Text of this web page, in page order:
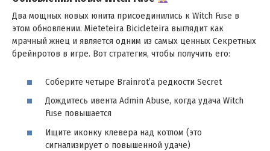
Два мощных новых юнита присоединились к Witch Fuse в
этом обновлении. Mieteteira Bicicleteira выглядит как
мрачный жнец и является одним из самых ценных Секретных
брейнротов в игре. Вот стратегия, чтобы получить его:
Соберите четыре Brainrot’а редкости Secret
Дождитесь ивента Admin Abuse, когда удача Witch
Fuse повышается
Ищите иконку клевера над котлом (это
сигнализирует о повышенной удаче)